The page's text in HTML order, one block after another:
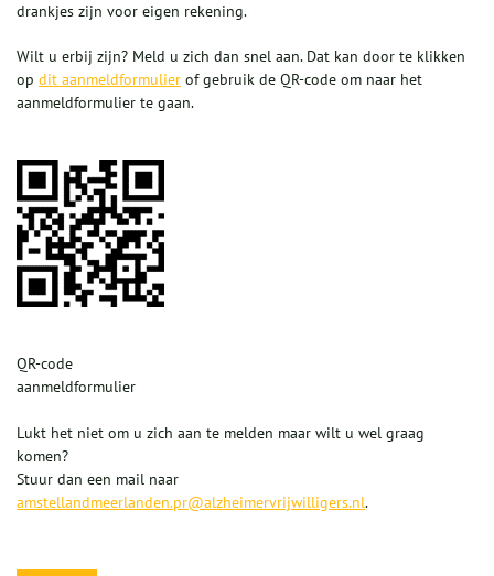
drankjes zijn voor eigen rekening.
Wilt u erbij zijn? Meld u zich dan snel aan. Dat kan door te klikken
op dit aanmeldformulier of gebruik de QR-code om naar het
aanmeldformulier te gaan.
QR-code
aanmeldformulier
Lukt het niet om u zich aan te melden maar wilt u wel graag
komen?
Stuur dan een mail naar
amstellandmeerlanden.pr@alzheimervrijwilligers.nl.